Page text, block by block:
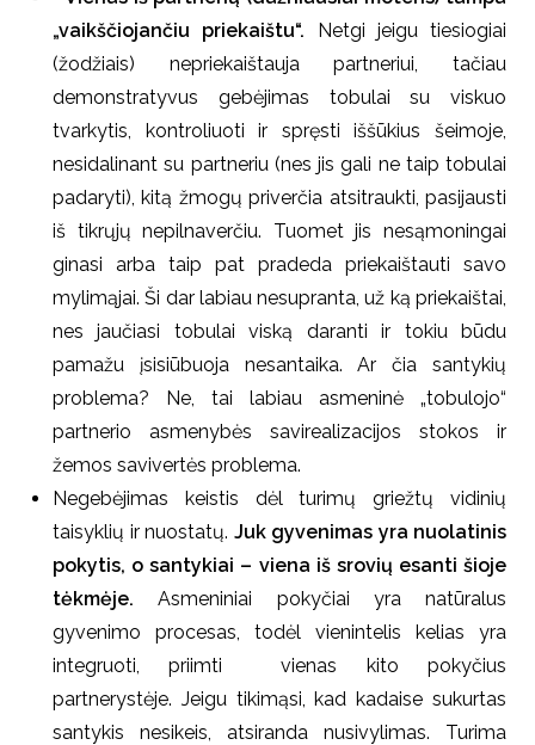
„vaikščiojančiu priekaištu“. Netgi jeigu tiesiogiai
(žodžiais) nepriekaištauja partneriui, tačiau
demonstratyvus gebėjimas tobulai su viskuo
tvarkytis, kontroliuoti ir spręsti iššūkius šeimoje,
nesidalinant su partneriu (nes jis gali ne taip tobulai
padaryti), kitą žmogų priverčia atsitraukti, pasijausti
iš tikrųjų nepilnaverčiu. Tuomet jis nesąmoningai
ginasi arba taip pat pradeda priekaištauti savo
mylimąjai. Ši dar labiau nesupranta, už ką priekaištai,
nes jaučiasi tobulai viską daranti ir tokiu būdu
pamažu įsisiūbuoja nesantaika. Ar čia santykių
problema? Ne, tai labiau asmeninė „tobulojo“
partnerio asmenybės savirealizacijos stokos ir
žemos savivertės problema.
Negebėjimas keistis dėl turimų griežtų vidinių
taisyklių ir nuostatų. Juk gyvenimas yra nuolatinis
pokytis, o santykiai – viena iš srovių esanti šioje
tėkmėje. Asmeniniai pokyčiai yra natūralus
gyvenimo procesas, todėl vienintelis kelias yra
integruoti, priimti vienas kito pokyčius
partnerystėje. Jeigu tikimąsi, kad kadaise sukurtas
santykis nesikeis, atsiranda nusivylimas. Turima